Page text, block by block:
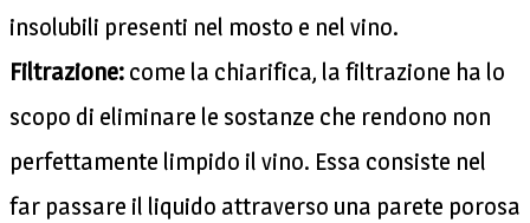
insolubili presenti nel mosto e nel vino.
Filtrazione: come la chiarifica, la filtrazione ha lo
scopo di eliminare le sostanze che rendono non
perfettamente limpido il vino. Essa consiste nel
far passare il liquido attraverso una parete porosa